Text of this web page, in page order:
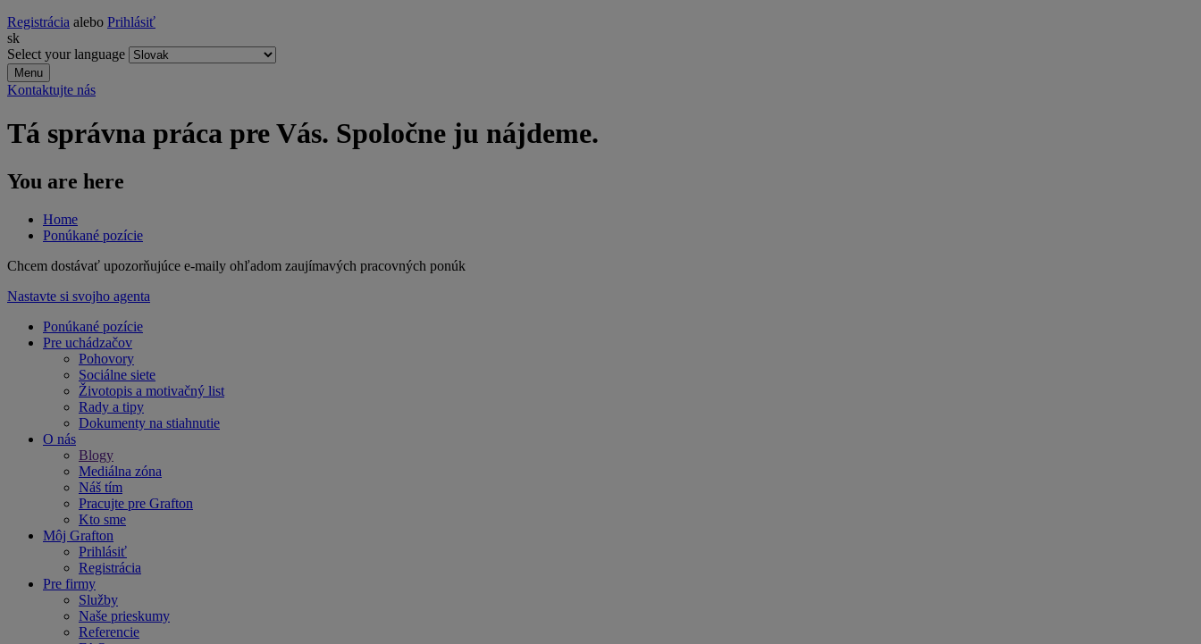
Registrácia alebo Prihlásiť
sk
Select your language
Menu
Kontaktujte nás
Tá správna práca pre Vás. Spoločne ju nájdeme.
You are here
Home
Ponúkané pozície
Chcem dostávať upozorňujúce e-maily ohľadom zaujímavých pracovných ponúk
Nastavte si svojho agenta
Ponúkané pozície
Pre uchádzačov
Pohovory
Sociálne siete
Životopis a motivačný list
Rady a tipy
Dokumenty na stiahnutie
O nás
Blogy
Mediálna zóna
Náš tím
Pracujte pre Grafton
Kto sme
Môj Grafton
Prihlásiť
Registrácia
Pre firmy
Služby
Naše prieskumy
Referencie